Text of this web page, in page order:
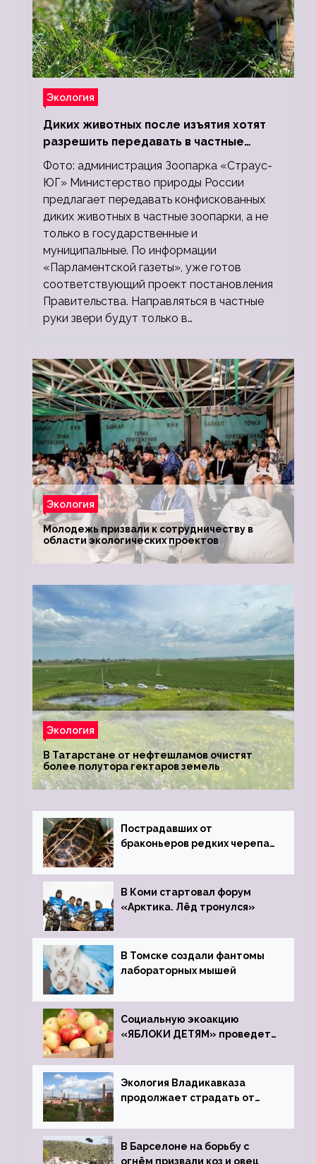
Экология
Диких животных после изъятия хотят
разрешить передавать в частные
зоопарки
Фото: администрация Зоопарка «Страус-
ЮГ» Министерство природы России
предлагает передавать конфискованных
диких животных в частные зоопарки, а не
только в государственные и
муниципальные. По информации
«Парламентской газеты», уже готов
соответствующий проект постановления
Правительства. Направляться в частные
руки звери будут только в…
Экология
Молодежь призвали к сотрудничеству в
области экологических проектов
Экология
В Татарстане от нефтешламов очистят
более полутора гектаров земель
Пострадавших от
браконьеров редких черепах
зоопарк
В Коми стартовал форум
«Арктика. Лёд тронулся»
В Томске создали фантомы
лабораторных мышей
Социальную экоакцию
«ЯБЛОКИ ДЕТЯМ» проведет
Экология Владикавказа
продолжает страдать от
В Барселоне на борьбу с
огнём призвали коз и овец